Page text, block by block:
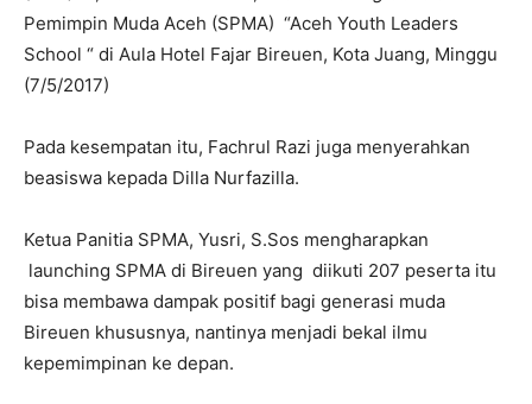
Pemimpin Muda Aceh (SPMA) “Aceh Youth Leaders
School “ di Aula Hotel Fajar Bireuen, Kota Juang, Minggu
(7/5/2017)
Pada kesempatan itu, Fachrul Razi juga menyerahkan
beasiswa kepada Dilla Nurfazilla.
Ketua Panitia SPMA, Yusri, S.Sos mengharapkan
launching SPMA di Bireuen yang diikuti 207 peserta itu
bisa membawa dampak positif bagi generasi muda
Bireuen khususnya, nantinya menjadi bekal ilmu
kepemimpinan ke depan.